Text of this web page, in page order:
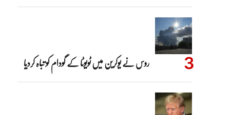
روس نے یوکرین میں ٹویوٹا کے گودام کو تباہ کردیا